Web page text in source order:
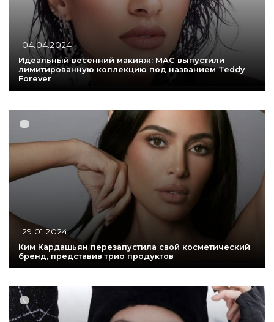
04.04.2024
Идеальный весенний макияж: MAC выпустили
лимитированную коллекцию под названием Teddy
Forever
29.01.2024
Ким Кардашьян перезапустила свой косметический
бренд, представив трио продуктов